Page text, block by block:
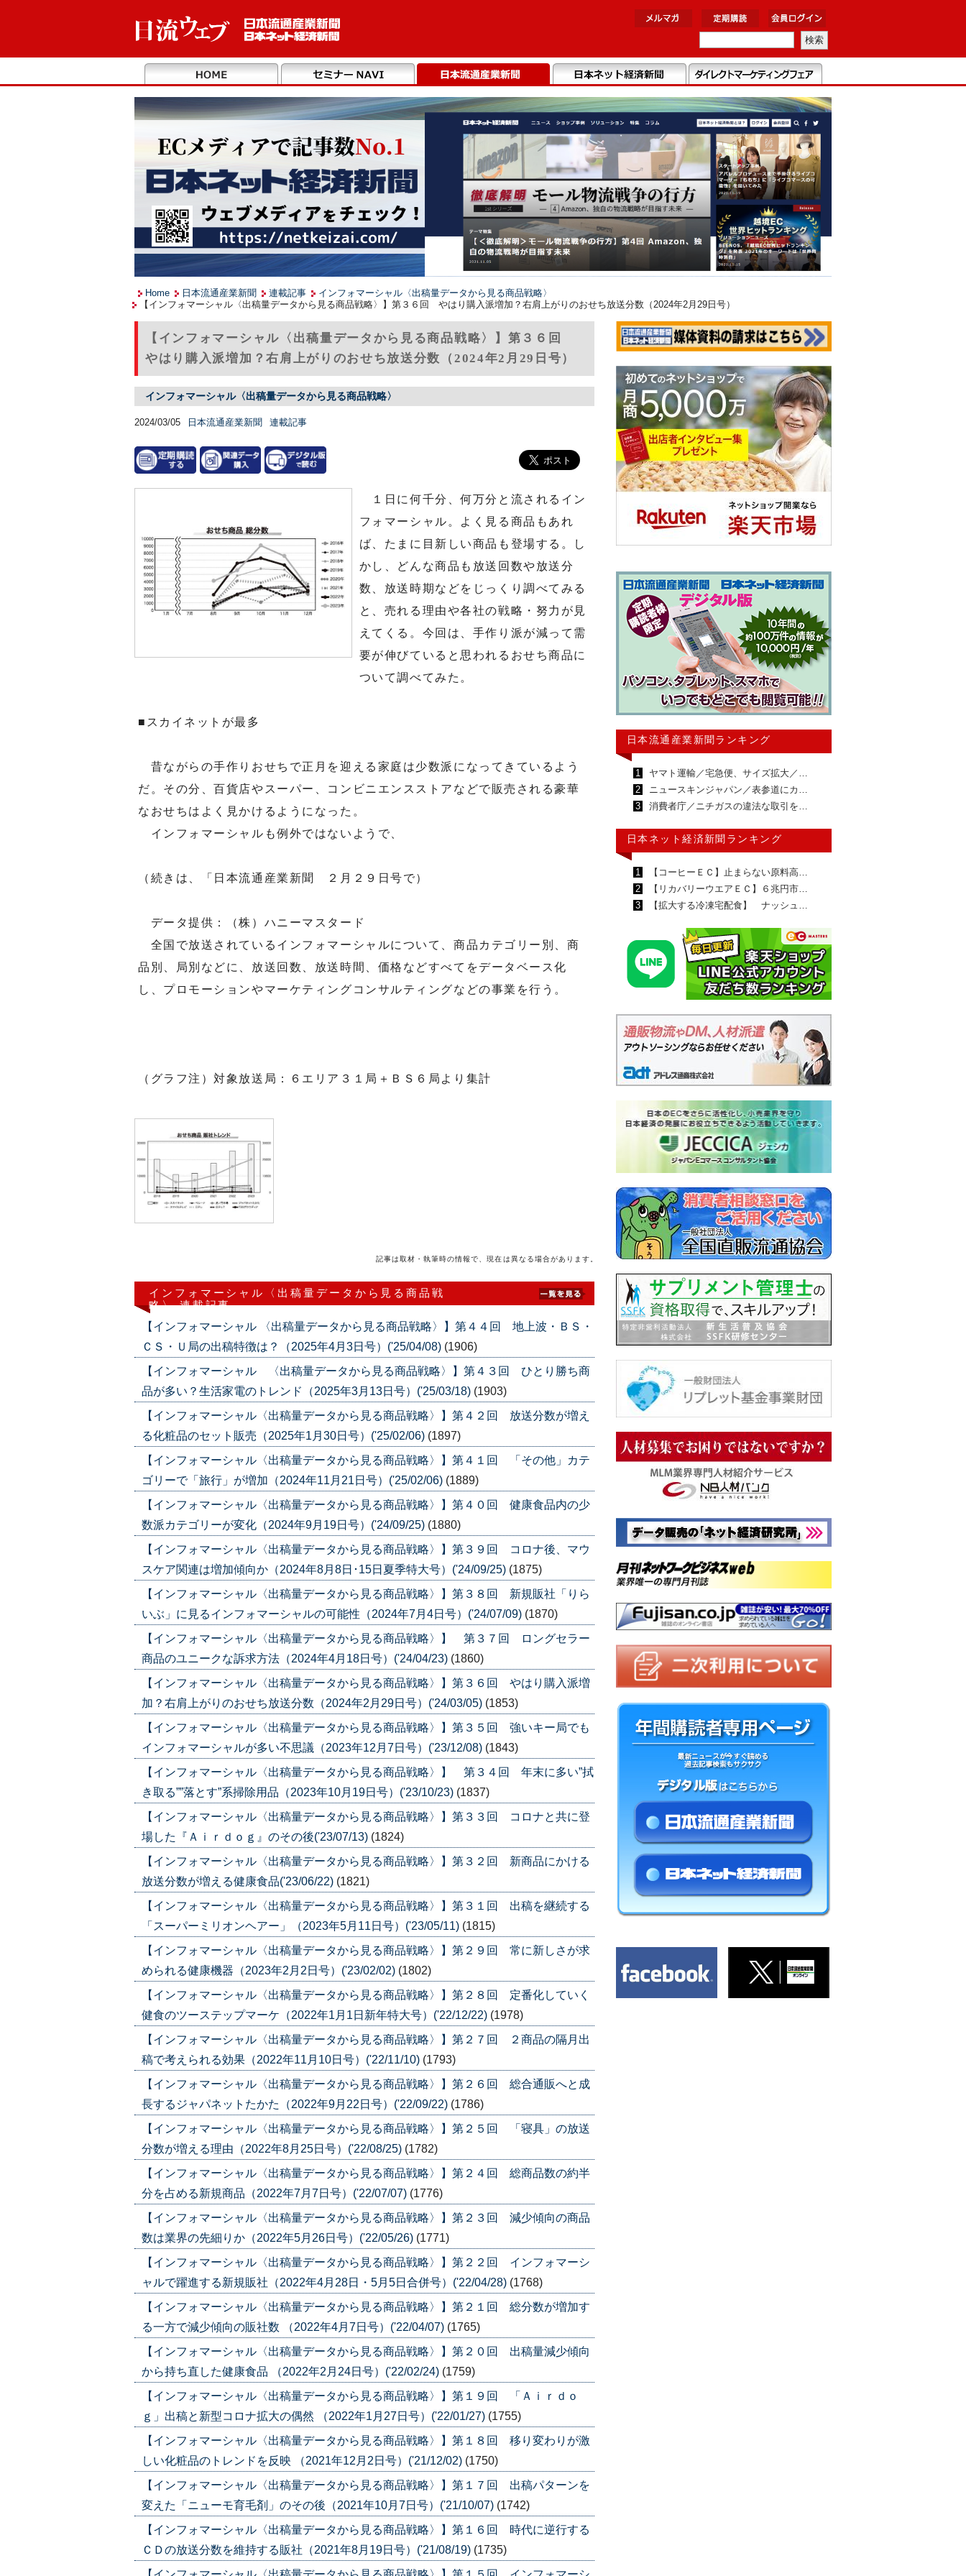
Home 日本流通産業新聞 連載記事
インフォマーシャル〈出稿量データから見る商品戦略〉
【インフォマーシャル〈出稿量データから見る商品戦略〉】第３６回 やはり購入派増加？右肩上がりのおせち放送分数（2024年2月29日号）
【インフォマーシャル〈出稿量データから見る商品戦略〉】第３６回
やはり購入派増加？右肩上がりのおせち放送分数（2024年2月29日号）
インフォマーシャル〈出稿量データから見る商品戦略〉
2024/03/05 日本流通産業新聞 連載記事
１日に何千分、何万分と流されるイン
フォマーシャル。よく見る商品もあれ
ば、たまに目新しい商品も登場する。し
かし、どんな商品も放送回数や放送分
数、放送時期などをじっくり調べてみる
と、売れる理由や各社の戦略・努力が見
えてくる。今回は、手作り派が減って需
要が伸びていると思われるおせち商品に
ついて調べてみた。
■スカイネットが最多
昔ながらの手作りおせちで正月を迎える家庭は少数派になってきているよう
だ。その分、百貨店やスーパー、コンビニエンスストアなどで販売される豪華
なおせちはよく見かけるようになった。
インフォマーシャルも例外ではないようで、
（続きは、「日本流通産業新聞 ２月２９日号で）
データ提供：（株）ハニーマスタード
全国で放送されているインフォマーシャルについて、商品カテゴリー別、商
品別、局別などに、放送回数、放送時間、価格などすべてをデータベース化
し、プロモーションやマーケティングコンサルティングなどの事業を行う。
（グラフ注）対象放送局：６エリア３１局＋ＢＳ６局より集計
記事は取材・執筆時の情報で、現在は異なる場合があります。
インフォマーシャル〈出稿量データから見る商品戦
略〉 連載記事
【インフォマーシャル 〈出稿量データから見る商品戦略〉】第４４回 地上波・ＢＳ・
ＣＳ・Ｕ局の出稿特徴は？（2025年4月3日号）('25/04/08) (1906)
【インフォマーシャル 〈出稿量データから見る商品戦略〉】第４３回 ひとり勝ち商
品が多い？生活家電のトレンド（2025年3月13日号）('25/03/18) (1903)
【インフォマーシャル〈出稿量データから見る商品戦略〉】第４２回 放送分数が増え
る化粧品のセット販売（2025年1月30日号）('25/02/06) (1897)
【インフォマーシャル〈出稿量データから見る商品戦略〉】第４１回 「その他」カテ
ゴリーで「旅行」が増加（2024年11月21日号）('25/02/06) (1889)
【インフォマーシャル〈出稿量データから見る商品戦略〉】第４０回 健康食品内の少
数派カテゴリーが変化（2024年9月19日号）('24/09/25) (1880)
【インフォマーシャル〈出稿量データから見る商品戦略〉】第３９回 コロナ後、マウ
スケア関連は増加傾向か（2024年8月8日･15日夏季特大号）('24/09/25) (1875)
【インフォマーシャル〈出稿量データから見る商品戦略〉】第３８回 新規販社「りら
いぶ」に見るインフォマーシャルの可能性（2024年7月4日号）('24/07/09) (1870)
【インフォマーシャル〈出稿量データから見る商品戦略〉】 第３７回 ロングセラー
商品のユニークな訴求方法（2024年4月18日号）('24/04/23) (1860)
【インフォマーシャル〈出稿量データから見る商品戦略〉】第３６回 やはり購入派増
加？右肩上がりのおせち放送分数（2024年2月29日号）('24/03/05) (1853)
【インフォマーシャル〈出稿量データから見る商品戦略〉】第３５回 強いキー局でも
インフォマーシャルが多い不思議（2023年12月7日号）('23/12/08) (1843)
【インフォマーシャル〈出稿量データから見る商品戦略〉】 第３４回 年末に多い”拭
き取る””落とす”系掃除用品（2023年10月19日号）('23/10/23) (1837)
【インフォマーシャル〈出稿量データから見る商品戦略〉】第３３回 コロナと共に登
場した『Ａｉｒｄｏｇ』のその後('23/07/13) (1824)
【インフォマーシャル〈出稿量データから見る商品戦略〉】第３２回 新商品にかける
放送分数が増える健康食品('23/06/22) (1821)
【インフォマーシャル〈出稿量データから見る商品戦略〉】第３１回 出稿を継続する
「スーパーミリオンヘアー」（2023年5月11日号）('23/05/11) (1815)
【インフォマーシャル〈出稿量データから見る商品戦略〉】第２９回 常に新しさが求
められる健康機器（2023年2月2日号）('23/02/02) (1802)
【インフォマーシャル〈出稿量データから見る商品戦略〉】第２８回 定番化していく
健食のツーステップマーケ（2022年1月1日新年特大号）('22/12/22) (1978)
【インフォマーシャル〈出稿量データから見る商品戦略〉】第２７回 ２商品の隔月出
稿で考えられる効果（2022年11月10日号）('22/11/10) (1793)
【インフォマーシャル〈出稿量データから見る商品戦略〉】第２６回 総合通販へと成
長するジャパネットたかた（2022年9月22日号）('22/09/22) (1786)
【インフォマーシャル〈出稿量データから見る商品戦略〉】第２５回 「寝具」の放送
分数が増える理由（2022年8月25日号）('22/08/25) (1782)
【インフォマーシャル〈出稿量データから見る商品戦略〉】第２４回 総商品数の約半
分を占める新規商品（2022年7月7日号）('22/07/07) (1776)
【インフォマーシャル〈出稿量データから見る商品戦略〉】第２３回 減少傾向の商品
数は業界の先細りか（2022年5月26日号）('22/05/26) (1771)
【インフォマーシャル〈出稿量データから見る商品戦略〉】第２２回 インフォマーシ
ャルで躍進する新規販社（2022年4月28日・5月5日合併号）('22/04/28) (1768)
【インフォマーシャル〈出稿量データから見る商品戦略〉】第２１回 総分数が増加す
る一方で減少傾向の販社数 （2022年4月7日号）('22/04/07) (1765)
【インフォマーシャル〈出稿量データから見る商品戦略〉】第２０回 出稿量減少傾向
から持ち直した健康食品 （2022年2月24日号）('22/02/24) (1759)
【インフォマーシャル〈出稿量データから見る商品戦略〉】第１９回 「Ａｉｒｄｏ
ｇ」出稿と新型コロナ拡大の偶然 （2022年1月27日号）('22/01/27) (1755)
【インフォマーシャル〈出稿量データから見る商品戦略〉】第１８回 移り変わりが激
しい化粧品のトレンドを反映 （2021年12月2日号）('21/12/02) (1750)
【インフォマーシャル〈出稿量データから見る商品戦略〉】第１７回 出稿パターンを
変えた「ニューモ育毛剤」のその後（2021年10月7日号）('21/10/07) (1742)
【インフォマーシャル〈出稿量データから見る商品戦略〉】第１６回 時代に逆行する
ＣＤの放送分数を維持する販社（2021年8月19日号）('21/08/19) (1735)
日本流通産業新聞ランキング
1
ヤマト運輸／宅急便、サイズ拡大／…
2
ニュースキンジャパン／表参道にカ…
3
消費者庁／ニチガスの違法な取引を…
日本ネット経済新聞ランキング
1
【コーヒーＥＣ】止まらない原料高…
2
【リカバリーウエアＥＣ】６兆円市…
3
【拡大する冷凍宅配食】 ナッシュ…